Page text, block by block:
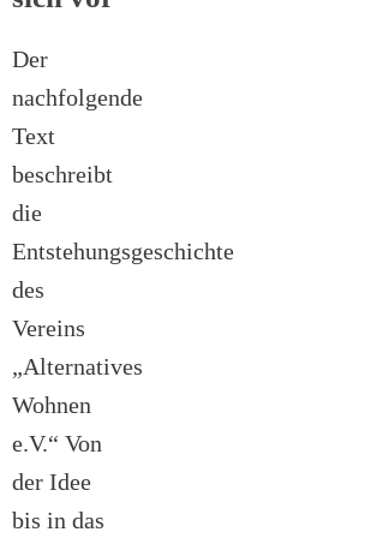
Der
nachfolgende
Text
beschreibt
die
Entstehungsgeschichte
des
Vereins
„Alternatives
Wohnen
e.V.“ Von
der Idee
bis in das